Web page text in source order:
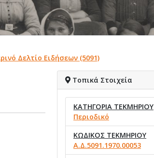
Δελτίο Ειδήσεων (5091)
Τοπικά Στοιχεία
ΚΑΤΗΓΟΡΙΑ ΤΕΚΜΗΡΙΟΥ
Περιοδικό
ΚΩΔΙΚΟΣ ΤΕΚΜΗΡΙΟΥ
Α.Δ.5091.1970.00053